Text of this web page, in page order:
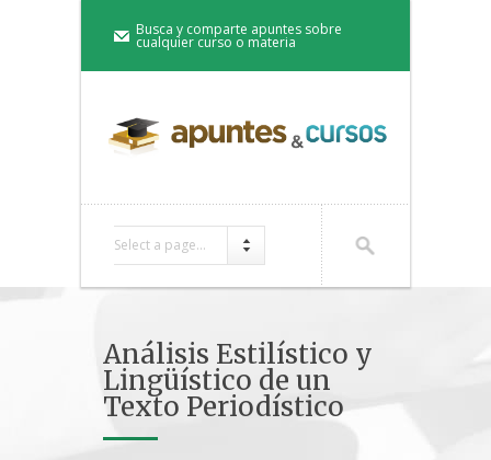
Busca y comparte apuntes sobre
cualquier curso o materia
Select a page...
Análisis Estilístico y
Lingüístico de un
Texto Periodístico